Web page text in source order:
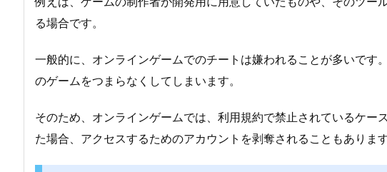
る場合です。
一般的に、オンラインゲームでのチートは嫌われることが多いです
のゲームをつまらなくしてしまいます。
そのため、オンラインゲームでは、利用規約で禁止されているケー
た場合、アクセスするためのアカウントを剥奪されることもあります